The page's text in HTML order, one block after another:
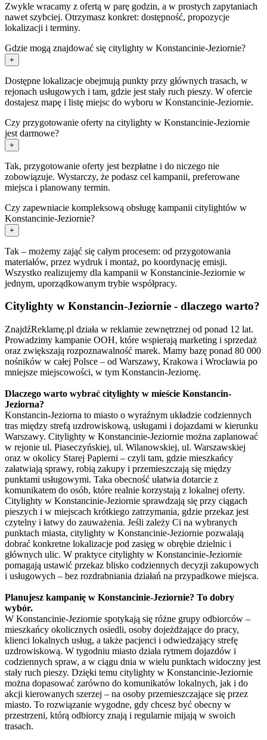
Zwykle wracamy z ofertą w parę godzin, a w prostych zapytaniach
nawet szybciej. Otrzymasz konkret: dostępność, propozycje
lokalizacji i terminy.
Gdzie mogą znajdować się citylighty w Konstancinie-Jeziornie?
+
Dostępne lokalizacje obejmują punkty przy głównych trasach, w
rejonach usługowych i tam, gdzie jest stały ruch pieszy. W ofercie
dostajesz mapę i listę miejsc do wyboru w Konstancinie-Jeziornie.
Czy przygotowanie oferty na citylighty w Konstancinie-Jeziornie
jest darmowe?
+
Tak, przygotowanie oferty jest bezpłatne i do niczego nie
zobowiązuje. Wystarczy, że podasz cel kampanii, preferowane
miejsca i planowany termin.
Czy zapewniacie kompleksową obsługę kampanii citylightów w
Konstancinie-Jeziornie?
+
Tak – możemy zająć się całym procesem: od przygotowania
materiałów, przez wydruk i montaż, po koordynację emisji.
Wszystko realizujemy dla kampanii w Konstancinie-Jeziornie w
jednym, uporządkowanym trybie współpracy.
Citylighty w Konstancin-Jeziornie - dlaczego warto?
ZnajdźReklamę.pl działa w reklamie zewnętrznej od ponad 12 lat.
Prowadzimy kampanie OOH, które wspierają marketing i sprzedaż
oraz zwiększają rozpoznawalność marek. Mamy bazę ponad 80 000
nośników w całej Polsce – od Warszawy, Krakowa i Wrocławia po
mniejsze miejscowości, w tym Konstancin-Jeziornę.
Dlaczego warto wybrać citylighty w mieście Konstancin-
Jeziorna?
Konstancin-Jeziorna to miasto o wyraźnym układzie codziennych
tras między strefą uzdrowiskową, usługami i dojazdami w kierunku
Warszawy. Citylighty w Konstancinie-Jeziornie można zaplanować
w rejonie ul. Piaseczyńskiej, ul. Wilanowskiej, ul. Warszawskiej
oraz w okolicy Starej Papierni – czyli tam, gdzie mieszkańcy
załatwiają sprawy, robią zakupy i przemieszczają się między
punktami usługowymi. Taka obecność ułatwia dotarcie z
komunikatem do osób, które realnie korzystają z lokalnej oferty.
Citylighty w Konstancinie-Jeziornie sprawdzają się przy ciągach
pieszych i w miejscach krótkiego zatrzymania, gdzie przekaz jest
czytelny i łatwy do zauważenia. Jeśli zależy Ci na wybranych
punktach miasta, citylighty w Konstancinie-Jeziornie pozwalają
dobrać konkretne lokalizacje pod zasięg w obrębie dzielnic i
głównych ulic. W praktyce citylighty w Konstancinie-Jeziornie
pomagają ustawić przekaz blisko codziennych decyzji zakupowych
i usługowych – bez rozdrabniania działań na przypadkowe miejsca.
Planujesz kampanię w Konstancinie-Jeziornie? To dobry
wybór.
W Konstancinie-Jeziornie spotykają się różne grupy odbiorców –
mieszkańcy okolicznych osiedli, osoby dojeżdżające do pracy,
klienci lokalnych usług, a także pacjenci i odwiedzający strefę
uzdrowiskową. W tygodniu miasto działa rytmem dojazdów i
codziennych spraw, a w ciągu dnia w wielu punktach widoczny jest
stały ruch pieszy. Dzięki temu citylighty w Konstancinie-Jeziornie
można dopasować zarówno do komunikatów lokalnych, jak i do
akcji kierowanych szerzej – na osoby przemieszczające się przez
miasto. To rozwiązanie wygodne, gdy chcesz być obecny w
przestrzeni, którą odbiorcy znają i regularnie mijają w swoich
trasach.